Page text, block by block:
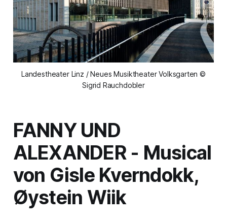
Landestheater Linz / Neues Musiktheater Volksgarten ©
Sigrid Rauchdobler
FANNY UND
ALEXANDER- Musical
von Gisle Kverndokk,
Øystein Wiik